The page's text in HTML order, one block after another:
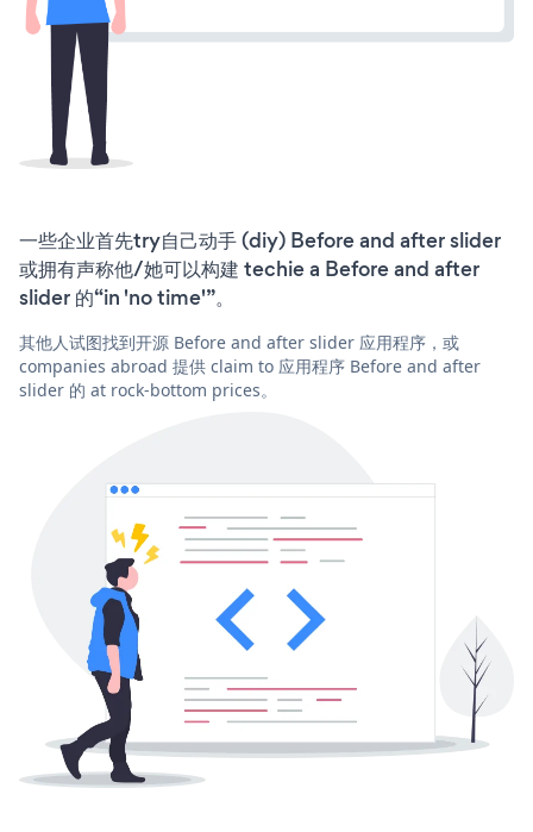
一些企业首先try自己动手 (diy) Before and after slider
或拥有声称他/她可以构建 techie a Before and after
slider 的“in 'no time'”。
其他人试图找到开源 Before and after slider 应用程序，或
companies abroad 提供 claim to 应用程序 Before and after
slider 的 at rock-bottom prices。